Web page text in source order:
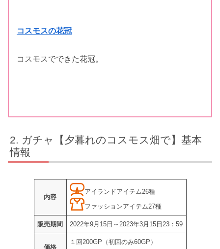
コスモスの花冠
コスモスでできた花冠。
ガチャ【夕暮れのコスモス畑で】基本
情報
内容
アイランドアイテム26種
ファッションアイテム27種
販売期間 2022年9月15日～2023年3月15日23：59
価格
１回200GP（初回のみ60GP）